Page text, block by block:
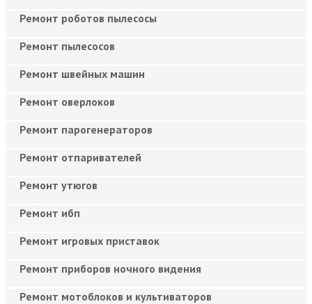
Ремонт роботов пылесосы
Ремонт пылесосов
Ремонт швейных машин
Ремонт оверлоков
Ремонт парогенераторов
Ремонт отпаривателей
Ремонт утюгов
Ремонт ибп
Ремонт игровых приставок
Ремонт приборов ночного видения
Ремонт мотоблоков и культиваторов